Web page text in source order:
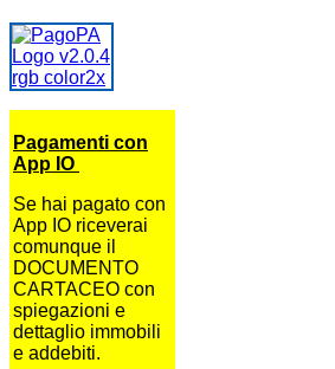
Pagamenti con
App IO
Se hai pagato con
App IO riceverai
comunque il
DOCUMENTO
CARTACEO con
spiegazioni e
dettaglio immobili
e addebiti.